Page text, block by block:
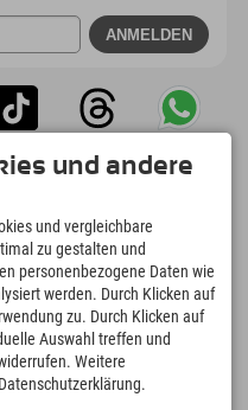
4.634km
Pisten zum Skifahren und
und andere
und vergleichbare
zu gestalten und
personenbezogene Daten wie
werden. Durch Klicken auf
zu. Durch Klicken auf
Auswahl treffen und
Weitere